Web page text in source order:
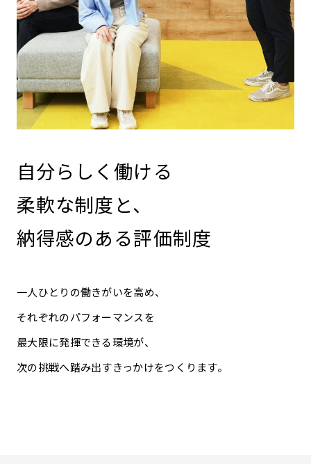
自分らしく働ける
柔軟な制度と、
納得感のある評価制度
一人ひとりの働きがいを高め、
それぞれのパフォーマンスを
最大限に発揮できる環境が、
次の挑戦へ踏み出すきっかけをつくります。